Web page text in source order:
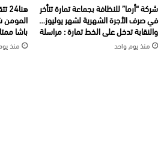
شركة “أرما” للنظافة بجماعة تمارة تتأخر
في صرف الأجرة الشهرية لشهر يوليوز…
والنقابة تدخل على الخط تمارة : مراسلة
منذ يوم واحد
المومن
باشا
منذ